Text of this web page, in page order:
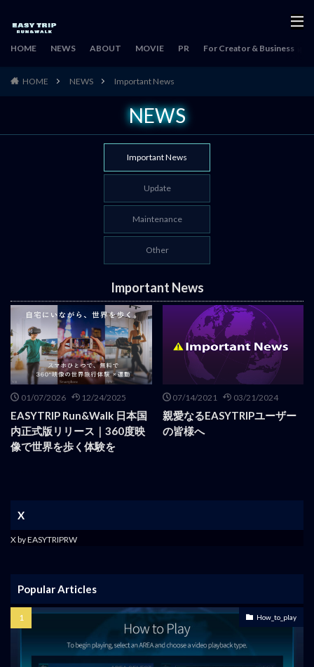
HOME NEWS ABOUT MOVIE PR For Creator & Business
HOME NEWS Important News
NEWS
Important News
Update
Maintenance
Other
Important News
01/07/2026 12/24/2025
EASYTRIP Run&Walk 日本国
内正式版リリース｜360度映
像で世界を歩く体験を
07/14/2021 03/21/2024
親愛なるEASYTRIPユーザー
の皆様へ
X
X by EASYTRIPRW
Popular Articles
How_to_play